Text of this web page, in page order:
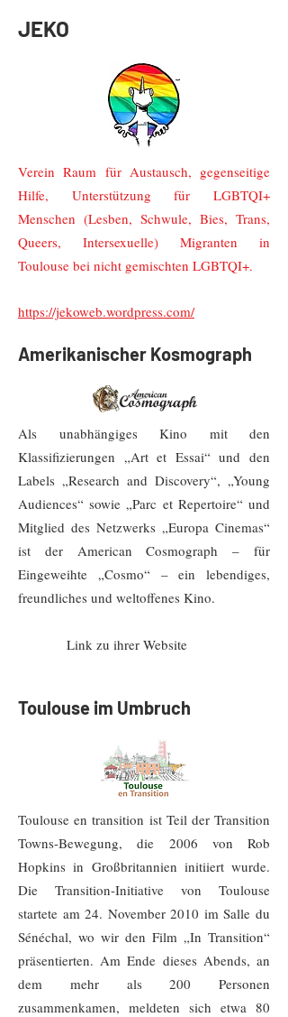
JEKO
Verein Raum für Austausch, gegenseitige
Hilfe, Unterstützung für LGBTQI+
Menschen (Lesben, Schwule, Bies, Trans,
Queers, Intersexuelle) Migranten in
Toulouse bei nicht gemischten LGBTQI+.
https://jekoweb.wordpress.com/
Amerikanischer Kosmograph
Als unabhängiges Kino mit den
Klassifizierungen „Art et Essai“ und den
Labels „Research and Discovery“, „Young
Audiences“ sowie „Parc et Repertoire“ und
Mitglied des Netzwerks „Europa Cinemas“
ist der American Cosmograph – für
Eingeweihte „Cosmo“ – ein lebendiges,
freundliches und weltoffenes Kino.
Link zu ihrer Website
Toulouse im Umbruch
Toulouse en transition ist Teil der Transition
Towns-Bewegung, die 2006 von Rob
Hopkins in Großbritannien initiiert wurde.
Die Transition-Initiative von Toulouse
startete am 24. November 2010 im Salle du
Sénéchal, wo wir den Film „In Transition“
präsentierten. Am Ende dieses Abends, an
dem mehr als 200 Personen
zusammenkamen, meldeten sich etwa 80